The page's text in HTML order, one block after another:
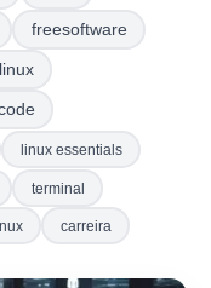
freesoftware
linux essentials
terminal
carreira